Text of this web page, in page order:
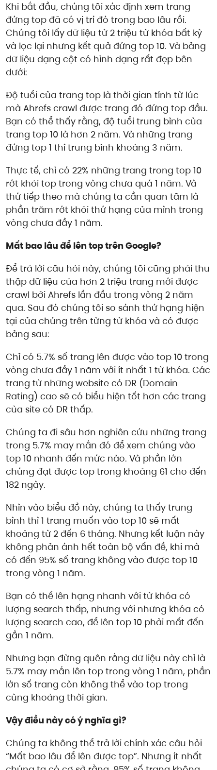
Khi bắt đầu, chúng tôi xác định xem trang
đứng top đã có vị trí đó trong bao lâu rồi.
Chúng tôi lấy dữ liệu từ 2 triệu từ khóa bất kỳ
và lọc lại những kết quả đứng top 10. Và bảng
dữ liệu dạng cột có hình dạng rất đẹp bên
dưới:
Độ tuổi của trang top là thời gian tính từ lúc
mà Ahrefs crawl được trang đó đứng top đầu.
Bạn có thể thấy rằng, độ tuổi trung bình của
trang top 10 là hơn 2 năm. Và những trang
đứng top 1 thì trung bình khoảng 3 năm.
Thực tế, chỉ có 22% những trang trong top 10
rớt khỏi top trong vòng chưa quá 1 năm. Và
thứ tiếp theo mà chúng ta cần quan tâm là
phần trăm rớt khỏi thứ hạng của mình trong
vòng chưa đầy 1 năm.
Mất bao lâu để lên top trên Google?
Để trả lời câu hỏi này, chúng tôi cũng phải thu
thập dữ liệu của hơn 2 triệu trang mới được
crawl bởi Ahrefs lần đầu trong vòng 2 năm
qua. Sau đó chúng tôi so sánh thứ hạng hiện
tại của chúng trên từng từ khóa và có được
bảng sau:
Chỉ có 5.7% số trang lên được vào top 10 trong
vòng chưa đầy 1 năm với ít nhất 1 từ khóa. Các
trang từ những website có DR (Domain
Rating) cao sẽ có biểu hiện tốt hơn các trang
của site có DR thấp.
Chúng ta đi sâu hơn nghiên cứu những trang
trong 5.7% may mắn đó để xem chúng vào
top 10 nhanh đến mức nào. Và phần lớn
chúng đạt được top trong khoảng 61 cho đến
182 ngày.
Nhìn vào biểu đồ này, chúng ta thấy trung
bình thì 1 trang muốn vào top 10 sẽ mất
khoảng từ 2 đến 6 tháng. Nhưng kết luận này
không phản ánh hết toàn bộ vấn đề, khi mà
có đến 95% số trang không vào được top 10
trong vòng 1 năm.
Bạn có thể lên hạng nhanh với từ khóa có
lượng search thấp, nhưng với những khóa có
lượng search cao, để lên top 10 phải mất đến
gần 1 năm.
Nhưng bạn đừng quên rằng dữ liệu này chỉ là
5.7% may mắn lên top trong vòng 1 năm, phần
lớn số trang còn không thể vào top trong
cùng khoảng thời gian.
Vậy điều này có ý nghĩa gì?
Chúng ta không thể trả lời chính xác câu hỏi
“Mất bao lâu để lên được top”. Nhưng ít nhất